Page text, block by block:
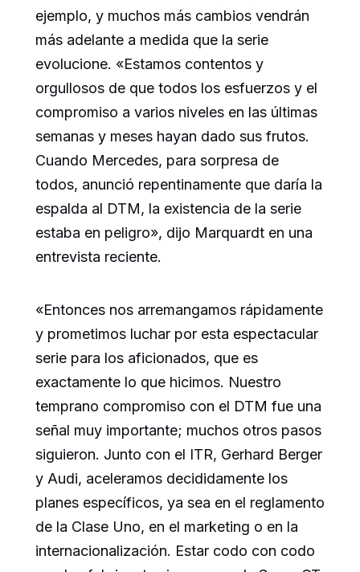
ejemplo, y muchos más cambios vendrán
más adelante a medida que la serie
evolucione. «Estamos contentos y
orgullosos de que todos los esfuerzos y el
compromiso a varios niveles en las últimas
semanas y meses hayan dado sus frutos.
Cuando Mercedes, para sorpresa de
todos, anunció repentinamente que daría la
espalda al DTM, la existencia de la serie
estaba en peligro», dijo Marquardt en una
entrevista reciente.
«Entonces nos arremangamos rápidamente
y prometimos luchar por esta espectacular
serie para los aficionados, que es
exactamente lo que hicimos. Nuestro
temprano compromiso con el DTM fue una
señal muy importante; muchos otros pasos
siguieron. Junto con el ITR, Gerhard Berger
y Audi, aceleramos decididamente los
planes específicos, ya sea en el reglamento
de la Clase Uno, en el marketing o en la
internacionalización. Estar codo con codo